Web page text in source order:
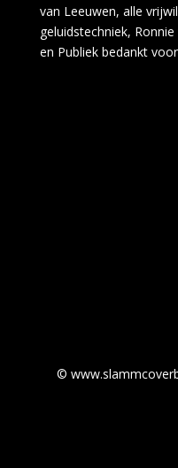
van Leeuwen, alle
geluidstechniek,
en Publiek bedankt
©